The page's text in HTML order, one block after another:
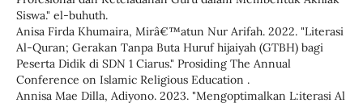
Siswa." el-buhuth.
Anisa Firda Khumaira, Mirâ€™atun Nur Arifah. 2022. "Literasi
Al-Quran; Gerakan Tanpa Buta Huruf hijaiyah (GTBH) bagi
Peserta Didik di SDN 1 Ciarus." Prosiding The Annual
Conference on Islamic Religious Education .
Annisa Mae Dilla, Adiyono. 2023. "Mengoptimalkan L:iterasi Al